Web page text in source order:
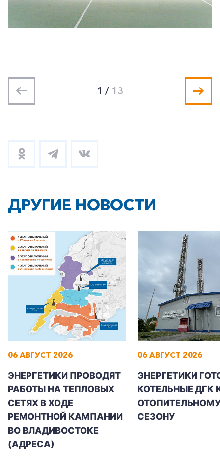
1 / 13
ДРУГИЕ НОВОСТИ
06 АВГУСТ 2026
ЭНЕРГЕТИКИ ПРОВОДЯТ
РАБОТЫ НА ТЕПЛОВЫХ
СЕТЯХ В ХОДЕ
РЕМОНТНОЙ КАМПАНИИ
ВО ВЛАДИВОСТОКЕ
(АДРЕСА)
06 АВГУСТ 2026
ЭНЕРГЕТИКИ
КОТЕЛЬНЫЕ ДГК
ОТОПИТЕЛЬНОМУ
СЕЗОНУ